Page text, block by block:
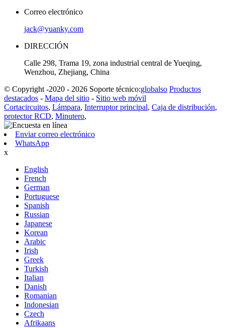
Correo electrónico
jack@yuanky.com
DIRECCIÓN
Calle 298, Trama 19, zona industrial central de Yueqing,
Wenzhou, Zhejiang, China
© Copyright -2020 - 2026 Soporte técnico:globalso Productos
destacados - Mapa del sitio - Sitio web móvil
Cortacircuitos, Lámpara, Interruptor principal, Caja de distribución,
protector RCD, Minutero,
Enviar correo electrónico
WhatsApp
x
English
French
German
Portuguese
Spanish
Russian
Japanese
Korean
Arabic
Irish
Greek
Turkish
Italian
Danish
Romanian
Indonesian
Czech
Afrikaans